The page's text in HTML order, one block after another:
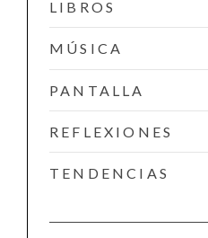
LIBROS
MÚSICA
PANTALLA
REFLEXIONES
TENDENCIAS